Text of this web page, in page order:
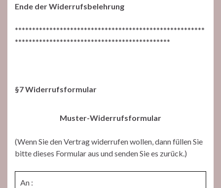
Ende der Widerrufsbelehrung
*******************************************************
*********************************************
§7 Widerrufsformular
Muster-Widerrufsformular
(Wenn Sie den Vertrag widerrufen wollen, dann füllen Sie
bitte dieses Formular aus und senden Sie es zurück.)
An :